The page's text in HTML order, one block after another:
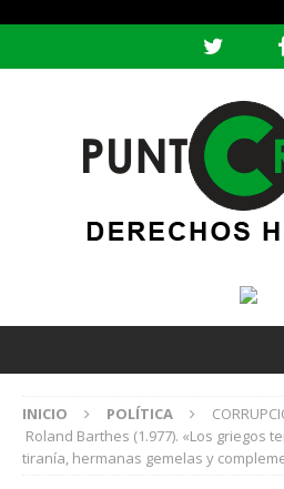
INICIO POLÍTICA
Roland Barthes (1.977). «Los griegos
tiranía, hermanas gemelas y